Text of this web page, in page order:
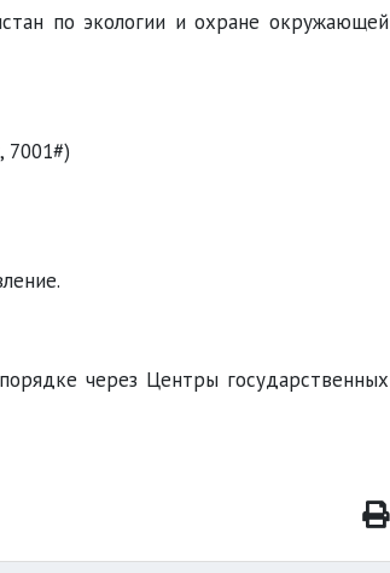
по экологии и охране окружающей
7001#)
через Центры государственных